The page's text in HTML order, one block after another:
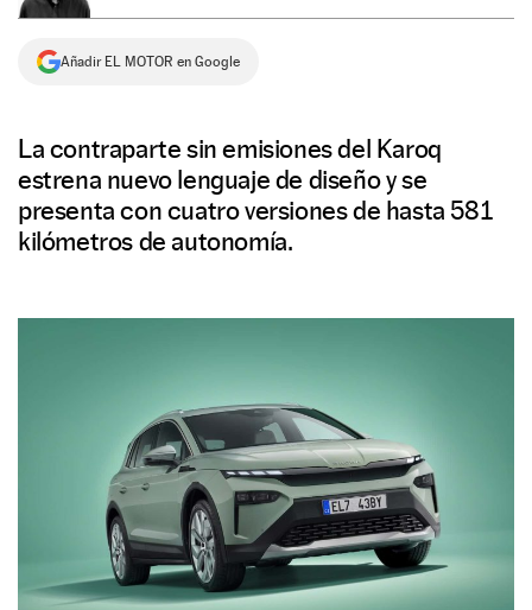
Añadir EL MOTOR en Google
La contraparte sin emisiones del Karoq
estrena nuevo lenguaje de diseño y se
presenta con cuatro versiones de hasta 581
kilómetros de autonomía.